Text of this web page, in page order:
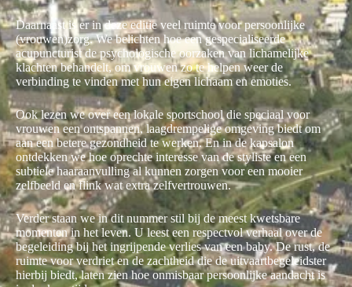
Daarnaast is er in deze editie veel ruimte voor persoonlijke
(vrouwen)zorg. We belichten hoe een gespecialiseerde
acupuncturist de psychologische oorzaken van lichamelijke
klachten behandelt, om vrouwen zo te helpen weer de
verbinding te vinden met hun eigen lichaam en emoties.
Ook lezen we over een lokale sportschool die speciaal voor
vrouwen een ontspannen, laagdrempelige omgeving biedt om
aan een betere gezondheid te werken. En in de kapsalon
ontdekken we hoe oprechte interesse van de styliste en een
subtiele haaraanvulling al kunnen zorgen voor een mooier
zelfbeeld en flink wat extra zelfvertrouwen.
Verder staan we in dit nummer stil bij de meest kwetsbare
momenten in het leven. U leest een respectvol verhaal over de
begeleiding bij het ingrijpende verlies van een baby. De rust, de
ruimte voor verdriet en de zachtheid die de uitvaartbegeleidster
hierbij biedt, laten zien hoe onmisbaar persoonlijke aandacht is